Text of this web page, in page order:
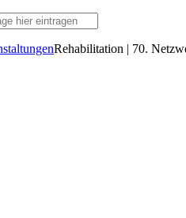
Rehabilitation | 70.